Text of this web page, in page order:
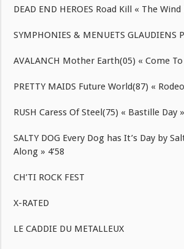
DEAD END HEROES Road Kill « The
SYMPHONIES & MENUETS GLAUDIENS
AVALANCH Mother Earth(05) « Come To
PRETTY MAIDS Future World(87) « Rodeo
RUSH Caress Of Steel(75) « Bastille Day »
SALTY DOG Every Dog has It’s Day by
Along » 4’58
CH’TI ROCK FEST
X-RATED
LE CADDIE DU METALLEUX